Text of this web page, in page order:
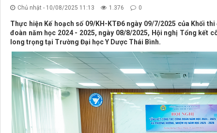
Chủ nhật - 10/08/2025 11:13 1.376 0
Thực hiện Kế hoạch số 09/KH-KTĐ6 ngày 09/7/2025 của Khối
đoàn năm học 2024 - 2025, ngày 08/8/2025, Hội nghị Tổng kết
long trọng tại Trường Đại học Y Dược Thái Bình.